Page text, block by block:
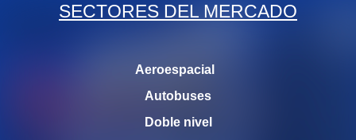
SECTORES DEL MERCADO
Aeroespacial
Autobuses
Doble nivel